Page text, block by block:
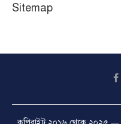
Sitemap